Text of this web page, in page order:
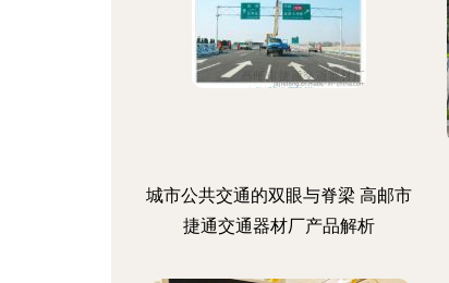
城市公共交通的双眼与脊梁 高邮市
捷通交通器材厂产品解析